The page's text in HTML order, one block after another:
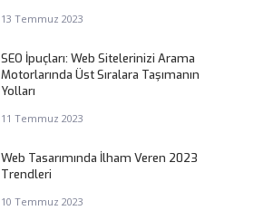
13 Temmuz 2023
SEO İpuçları: Web Sitelerinizi Arama
Motorlarında Üst Sıralara Taşımanın
Yolları
11 Temmuz 2023
Web Tasarımında İlham Veren 2023
Trendleri
10 Temmuz 2023